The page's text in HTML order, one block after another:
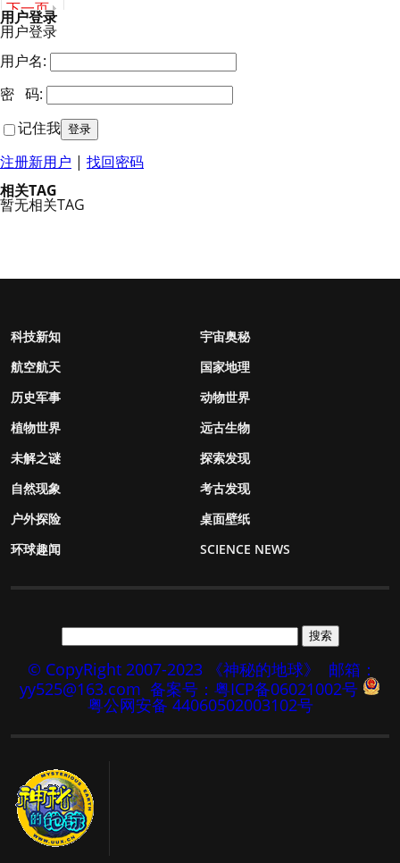
下一页
用户登录
用户登录
用户名:
密 码:
记住我
注册新用户 | 找回密码
相关TAG
暂无相关TAG
科技新知
宇宙奥秘
航空航天
国家地理
历史军事
动物世界
植物世界
远古生物
未解之谜
探索发现
自然现象
考古发现
户外探险
桌面壁纸
环球趣闻
SCIENCE NEWS
© CopyRight 2007-2023 《神秘的地球》
邮箱：
yy525@163.com 备案号：粤ICP备06021002号
粤公网安备 44060502003102号